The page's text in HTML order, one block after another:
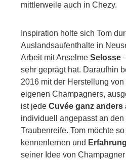
mittlerweile auch in Chezy.
Inspiration holte sich Tom
Auslandsaufenthalte in
Arbeit mit Anselme Selosse
sehr geprägt hat. Daraufhin
2016 mit der Herstellung von
eigenen Champagners,
ist jede Cuvée ganz
individuell angepasst an
Traubenreife. Tom möchte
kennenlernen und
seiner Idee von